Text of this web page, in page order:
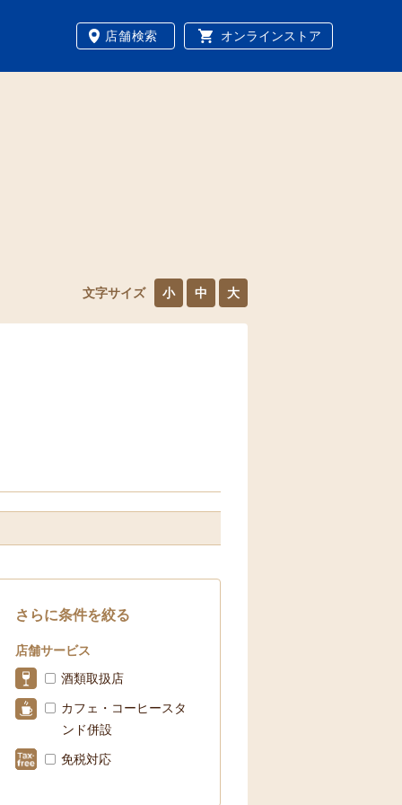
店舗検索 オンラインストア
文字サイズ 小 中 大
さらに条件を絞る
店舗サービス
酒類取扱店
カフェ・コーヒースタ
ンド併設
免税対応